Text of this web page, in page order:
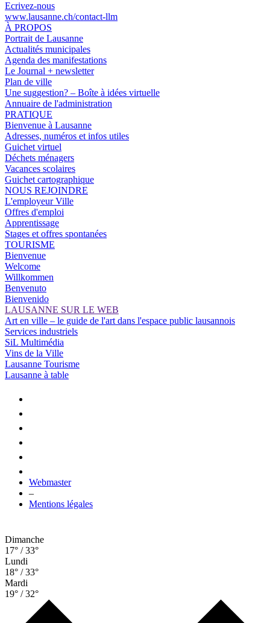
Ecrivez-nous
www.lausanne.ch/contact-llm
À PROPOS
Portrait de Lausanne
Actualités municipales
Agenda des manifestations
Le Journal + newsletter
Plan de ville
Une suggestion? – Boîte à idées virtuelle
Annuaire de l'administration
PRATIQUE
Bienvenue à Lausanne
Adresses, numéros et infos utiles
Guichet virtuel
Déchets ménagers
Vacances scolaires
Guichet cartographique
NOUS REJOINDRE
L'employeur Ville
Offres d'emploi
Apprentissage
Stages et offres spontanées
TOURISME
Bienvenue
Welcome
Willkommen
Benvenuto
Bienvenido
LAUSANNE SUR LE WEB
Art en ville – le guide de l'art dans l'espace public lausannois
Services industriels
SiL Multimédia
Vins de la Ville
Lausanne Tourisme
Lausanne à table
Webmaster
–
Mentions légales
Dimanche
17° / 33°
Lundi
18° / 33°
Mardi
19° / 32°